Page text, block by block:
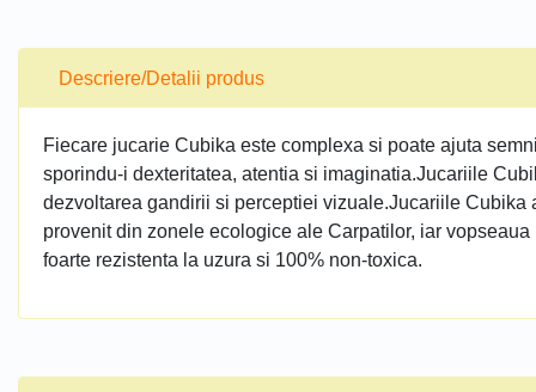
Descriere/Detalii produs
Fiecare jucarie Cubika este complexa si poate ajuta
sporindu-i dexteritatea, atentia si imaginatia.Jucariile
dezvoltarea gandirii si perceptiei vizuale.Jucariile
provenit din zonele ecologice ale Carpatilor, iar
foarte rezistenta la uzura si 100% non-toxica.